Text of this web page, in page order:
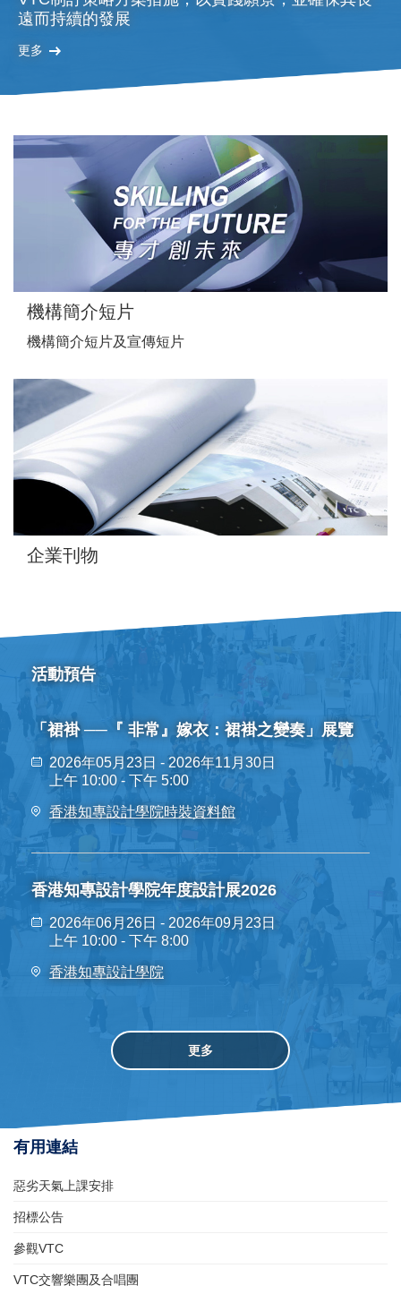
遠而持續的發展
更多
機構簡介短片
機構簡介短片及宣傳短片
企業刊物
活動預告
「裙褂 ──『 非常』嫁衣：裙褂之變奏」展覽
2026年05月23日 - 2026年11月30日
上午 10:00 - 下午 5:00
香港知專設計學院時裝資料館
香港知專設計學院年度設計展2026
2026年06月26日 - 2026年09月23日
上午 10:00 - 下午 8:00
香港知專設計學院
更多
有用連結
惡劣天氣上課安排
招標公告
參觀VTC
VTC交響樂團及合唱團